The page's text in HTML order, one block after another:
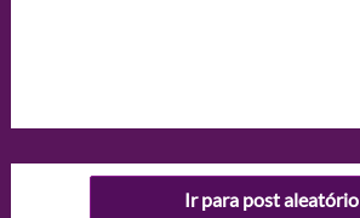
Ir para post aleatório